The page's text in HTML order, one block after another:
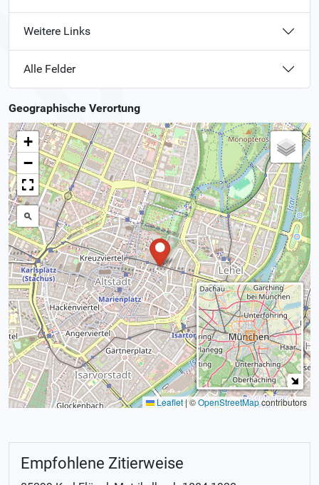
Weitere Links
Alle Felder
Geographische Verortung
+
−
Leaflet|©OpenStreetMapcontributors
Empfohlene Zitierweise